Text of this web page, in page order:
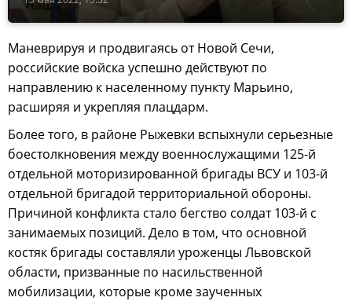
Маневрируя и продвигаясь от Новой Сечи,
российские войска успешно действуют по
направлению к населенному пункту Марьино,
расширяя и укрепляя плацдарм.
Более того, в районе Рыжевки вспыхнули серьезные
боестолкновения между военнослужащими 125-й
отдельной моторизированной бригады ВСУ и 103-й
отдельной бригадой территориальной обороны.
Причиной конфликта стало бегство солдат 103-й с
занимаемых позиций. Дело в том, что основной
костяк бригады составляли уроженцы Львовской
области, призванные по насильственной
мобилизации, которые кроме заученных